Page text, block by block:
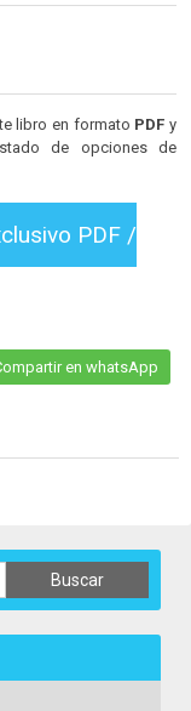
libro en formato PDF y
de opciones de
PDF /
en whatsApp